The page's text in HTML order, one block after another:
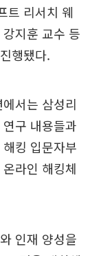
트 리서치 웨
지훈 교수 등
행됐다.
서는 삼성리
구 내용들과
킹 입문자부
라인 해킹체
인재 양성을